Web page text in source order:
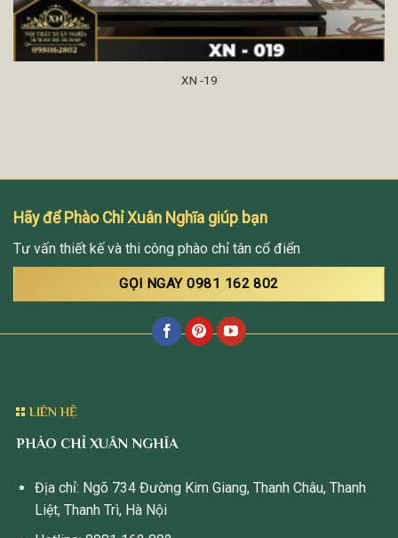
XN -19
Hãy để Phào Chỉ Xuân Nghĩa giúp bạn
Tư vấn thiết kế và thi công phào chỉ tân cổ điển
GỌI NGAY 0981 162 802
LIÊN HỆ
PHÀO CHỈ XUÂN NGHĨA
Địa chỉ: Ngõ 734 Đường Kim Giang, Thanh Châu, Thanh
Liệt, Thanh Trì, Hà Nội